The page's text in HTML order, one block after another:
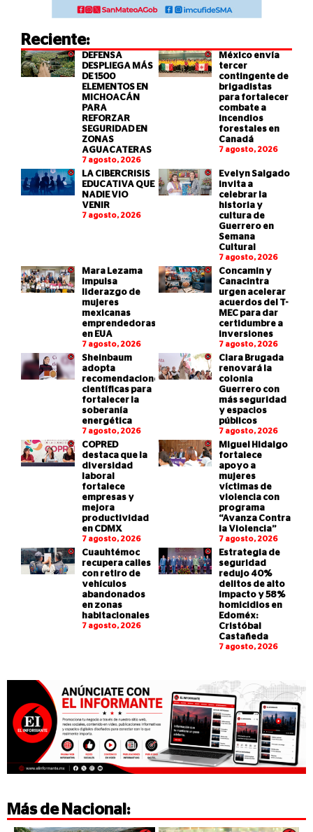
Reciente:
DEFENSA
DESPLIEGA MÁS
DE 1500
ELEMENTOS EN
MICHOACÁN
PARA
REFORZAR
SEGURIDAD EN
ZONAS
AGUACATERAS
7 agosto, 2026
México envía
tercer
contingente de
brigadistas
para fortalecer
combate a
incendios
forestales en
Canadá
7 agosto, 2026
LA CIBERCRISIS
EDUCATIVA QUE
NADIE VIO
VENIR
7 agosto, 2026
Evelyn Salgado
invita a
celebrar la
historia y
cultura de
Guerrero en
Semana
Cultural
7 agosto, 2026
Mara Lezama
impulsa
liderazgo de
mujeres
mexicanas
emprendedoras
en EUA
7 agosto, 2026
Concamin y
Canacintra
urgen acelerar
acuerdos del T-
MEC para dar
certidumbre a
inversiones
7 agosto, 2026
Sheinbaum
adopta
recomendaciones
científicas para
fortalecer la
soberanía
energética
7 agosto, 2026
Clara Brugada
renovará la
colonia
Guerrero con
más seguridad
y espacios
públicos
7 agosto, 2026
COPRED
destaca que la
diversidad
laboral
fortalece
empresas y
mejora
productividad
en CDMX
7 agosto, 2026
Miguel Hidalgo
fortalece
apoyo a
mujeres
víctimas de
violencia con
programa
“Avanza Contra
la Violencia”
7 agosto, 2026
Cuauhtémoc
recupera calles
con retiro de
vehículos
abandonados
en zonas
habitacionales
7 agosto, 2026
Estrategia de
seguridad
redujo 40%
delitos de alto
impacto y 58%
homicidios en
Edoméx:
Cristóbal
Castañeda
7 agosto, 2026
Más de Nacional :